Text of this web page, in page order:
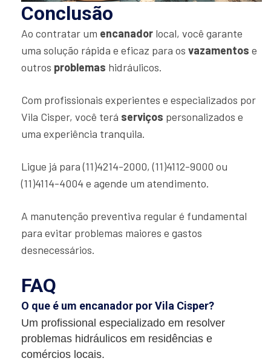
Conclusão
Ao contratar um encanador local, você garante
uma solução rápida e eficaz para os vazamentos e
outros problemas hidráulicos.
Com profissionais experientes e especializados por
Vila Cisper, você terá serviços personalizados e
uma experiência tranquila.
Ligue já para (11)4214-2000, (11)4112-9000 ou
(11)4114-4004 e agende um atendimento.
A manutenção preventiva regular é fundamental
para evitar problemas maiores e gastos
desnecessários.
FAQ
O que é um encanador por Vila Cisper?
Um profissional especializado em resolver
problemas hidráulicos em residências e
comércios locais.